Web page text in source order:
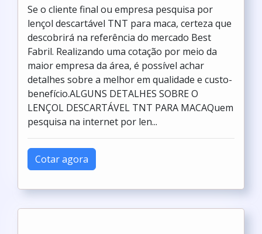
Se o cliente final ou empresa pesquisa por
lençol descartável TNT para maca, certeza que
descobrirá na referência do mercado Best
Fabril. Realizando uma cotação por meio da
maior empresa da área, é possível achar
detalhes sobre a melhor em qualidade e custo-
benefício.ALGUNS DETALHES SOBRE O
LENÇOL DESCARTÁVEL TNT PARA MACAQuem
pesquisa na internet por len...
Cotar agora